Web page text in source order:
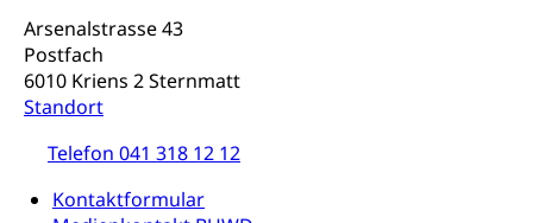
Arsenalstrasse 43
Postfach
6010 Kriens 2 Sternmatt
Standort
Telefon 041 318 12 12
Kontaktformular
Strassenverkehrsamt (Führerausweis,
Namensänderungen
Geburt
Geburtsurkunde, Geburtsschein, Geburtsanzeige
Schwangerschaft / Geburt (gruezi.lu.ch)
Kinder und Jugendliche
Mündigkeit, Kindesschutz, Jugendschutz
Kinder- und Jugendförderung
Pflege / Pflegeheim